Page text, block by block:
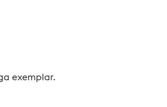
exemplar.